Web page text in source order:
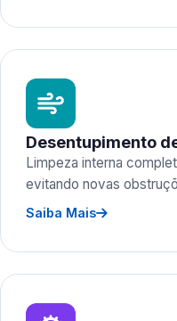
Desentupimento
Limpeza interna
evitando novas
Saiba Mais